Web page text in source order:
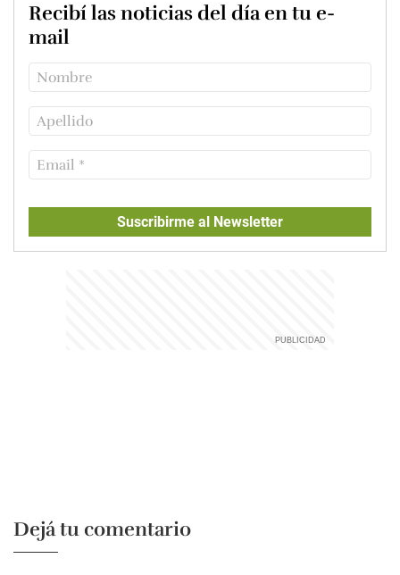
Recibí las noticias del día en tu e-
mail
Suscribirme al Newsletter
Dejá tu comentario